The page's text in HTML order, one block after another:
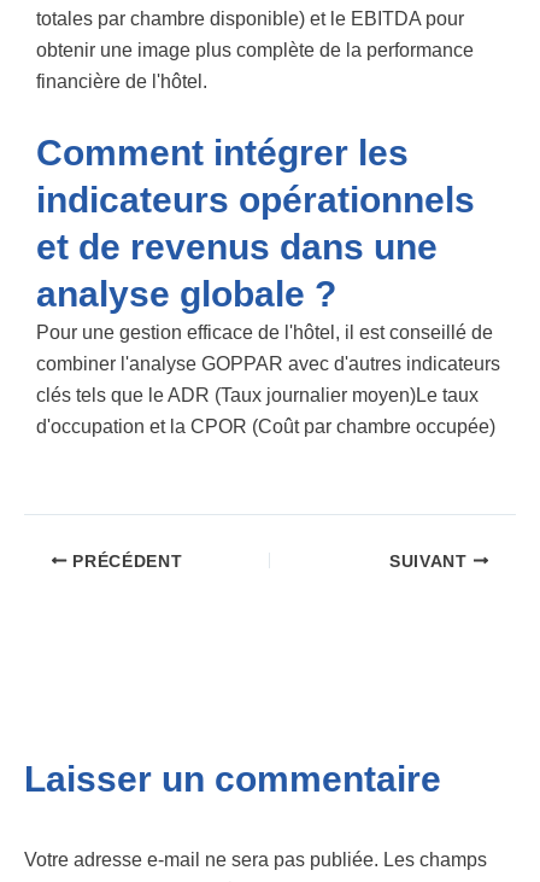
totales par chambre disponible) et le EBITDA pour
obtenir une image plus complète de la performance
financière de l'hôtel.
Comment intégrer les
indicateurs opérationnels
et de revenus dans une
analyse globale ?
Pour une gestion efficace de l'hôtel, il est conseillé de
combiner l'analyse GOPPAR avec d'autres indicateurs
clés tels que leADR (Taux journalier moyen)Le taux
d'occupation et la CPOR (Coût par chambre occupée)
PRÉCÉDENT SUIVANT
Laisser un commentaire
Votre adresse e-mail ne sera pas publiée. Les champs